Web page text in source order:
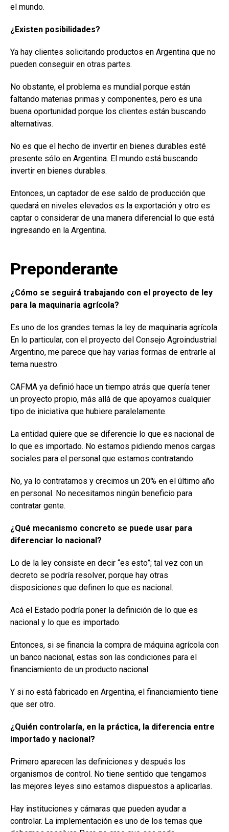
el mundo.
¿Existen posibilidades?
Ya hay clientes solicitando productos en Argentina que no
pueden conseguir en otras partes.
No obstante, el problema es mundial porque están
faltando materias primas y componentes, pero es una
buena oportunidad porque los clientes están buscando
alternativas.
No es que el hecho de invertir en bienes durables esté
presente sólo en Argentina. El mundo está buscando
invertir en bienes durables.
Entonces, un captador de ese saldo de producción que
quedará en niveles elevados es la exportación y otro es
captar o considerar de una manera diferencial lo que está
ingresando en la Argentina.
Preponderante
¿Cómo se seguirá trabajando con el proyecto de ley
para la maquinaria agrícola?
Es uno de los grandes temas la ley de maquinaria agrícola.
En lo particular, con el proyecto del Consejo Agroindustrial
Argentino, me parece que hay varias formas de entrarle al
tema nuestro.
CAFMA ya definió hace un tiempo atrás que quería tener
un proyecto propio, más allá de que apoyamos cualquier
tipo de iniciativa que hubiere paralelamente.
La entidad quiere que se diferencie lo que es nacional de
lo que es importado. No estamos pidiendo menos cargas
sociales para el personal que estamos contratando.
No, ya lo contratamos y crecimos un 20% en el último año
en personal. No necesitamos ningún beneficio para
contratar gente.
¿Qué mecanismo concreto se puede usar para
diferenciar lo nacional?
Lo de la ley consiste en decir “es esto”; tal vez con un
decreto se podría resolver, porque hay otras
disposiciones que definen lo que es nacional.
Acá el Estado podría poner la definición de lo que es
nacional y lo que es importado.
Entonces, si se financia la compra de máquina agrícola con
un banco nacional, estas son las condiciones para el
financiamiento de un producto nacional.
Y si no está fabricado en Argentina, el financiamiento tiene
que ser otro.
¿Quién controlaría, en la práctica, la diferencia entre
importado y nacional?
Primero aparecen las definiciones y después los
organismos de control. No tiene sentido que tengamos
las mejores leyes sino estamos dispuestos a aplicarlas.
Hay instituciones y cámaras que pueden ayudar a
controlar. La implementación es uno de los temas que